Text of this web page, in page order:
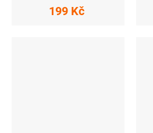
199 Kč